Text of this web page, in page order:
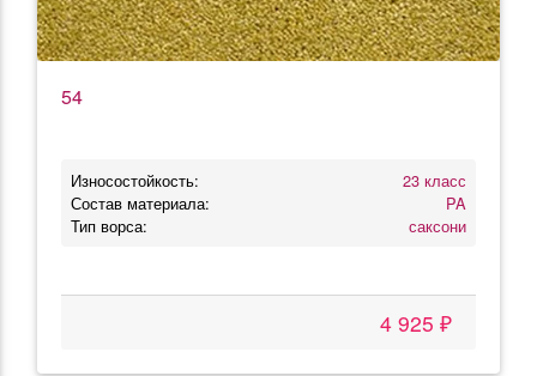
54
Износостойкость:
23 класс
Состав материала:
PA
Тип ворса:
саксони
4 925 ₽